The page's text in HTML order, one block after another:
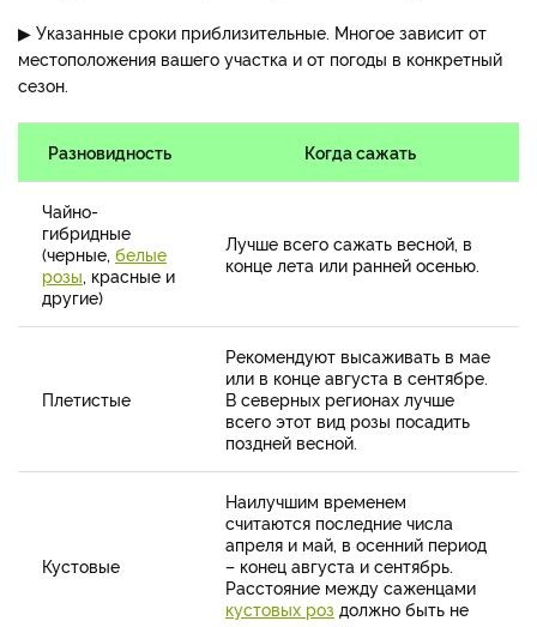
▶ Указанные сроки приблизительные. Многое зависит от
местоположения вашего участка и от погоды в конкретный
сезон.
Разновидность Когда сажать
Чайно-
гибридные
(черные, белые
розы, красные и
другие)
Лучше всего сажать весной, в
конце лета или ранней осенью.
Плетистые
Рекомендуют высаживать в мае
или в конце августа в сентябре.
В северных регионах лучше
всего этот вид розы посадить
поздней весной.
Кустовые
Наилучшим временем
считаются последние числа
апреля и май, в осенний период
– конец августа и сентябрь.
Расстояние между саженцами
кустовых роз должно быть не